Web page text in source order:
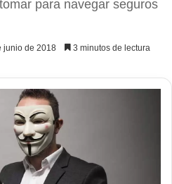
para navegar seguros
junio de 2018 3 minutos de lectura